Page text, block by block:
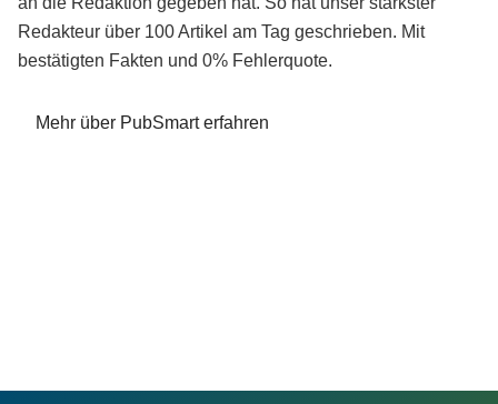
Redakteur über 100 Artikel am Tag geschrieben. Mit
bestätigten Fakten und 0% Fehlerquote.
Mehr über PubSmart erfahren